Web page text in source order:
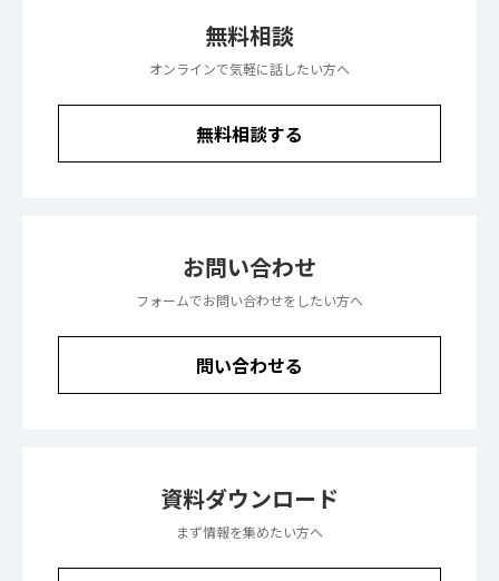
無料相談
オンラインで気軽に話したい方へ
無料相談する
お問い合わせ
フォームでお問い合わせをしたい方へ
問い合わせる
資料ダウンロード
まず情報を集めたい方へ